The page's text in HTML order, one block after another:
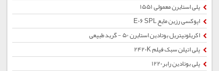
پلی استایرن معمولی 1551
اپوکسی رزین مایع E06 SPL
اکریلونیتریل بوتادین استایرن 50 - گرید طبیعی
پلی اتیلن سبک فیلم 2420K
پلی بوتادین رابر1220